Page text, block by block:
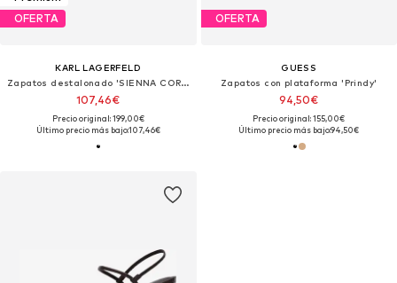
OFERTA
KARL LAGERFELD
Zapatos destalonado 'SIENNA CORD'
107,46€
Precio original: 199,00€
Último precio más bajo:107,46€
OFERTA
GUESS
Zapatos con plataforma 'Prindy'
94,50€
Precio original: 155,00€
Último precio más bajo:94,50€